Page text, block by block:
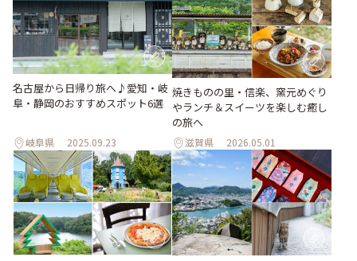
名古屋から日帰り旅へ♪愛知・岐
阜・静岡のおすすめスポット6選
岐阜県 2025.09.23
焼きものの里・信楽、窯元めぐり
やランチ＆スイーツを楽しむ癒し
の旅へ
滋賀県 2026.05.01